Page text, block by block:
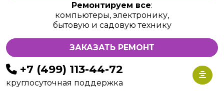
Ремонтируем все:
компьютеры, электронику,
бытовую и садовую технику
ЗАКАЗАТЬ РЕМОНТ
+7 (499) 113-44-72
круглосуточная поддержка